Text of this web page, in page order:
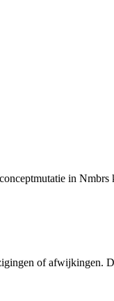
in
of afwijkingen.